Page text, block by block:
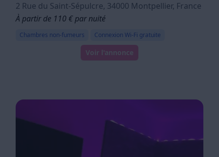
2 Rue du Saint-Sépulcre, 34000 Montpellier, France
À partir de 110 € par nuité
Chambres non-fumeurs Connexion Wi-Fi gratuite
Voir l'annonce